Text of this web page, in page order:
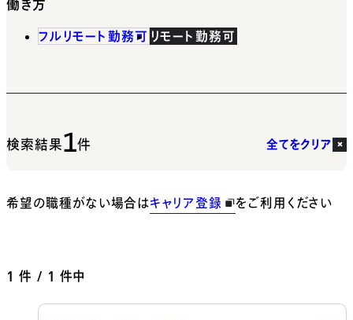
働き方
フルリモート勤務可 リモート勤務可
検索結果1件 全てをクリア
希望の職種がない場合はキャリア登録 をご利用ください
1 件 / 1 件中